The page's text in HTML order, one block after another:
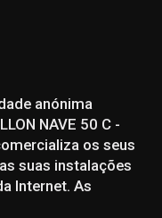
anónima
NAVE 50 C -
os seus
suas instalações
Internet. As